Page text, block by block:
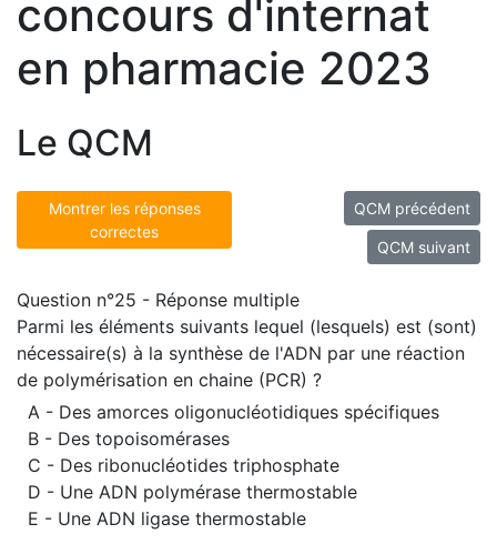
concours d'internat
en pharmacie 2023
Le QCM
Montrer les réponses
correctes
QCM précédent
QCM suivant
Question n°25 - Réponse multiple
Parmi les éléments suivants lequel (lesquels) est (sont)
nécessaire(s) à la synthèse de l'ADN par une réaction
de polymérisation en chaine (PCR) ?
A - Des amorces oligonucléotidiques spécifiques
B - Des topoisomérases
C - Des ribonucléotides triphosphate
D - Une ADN polymérase thermostable
E - Une ADN ligase thermostable